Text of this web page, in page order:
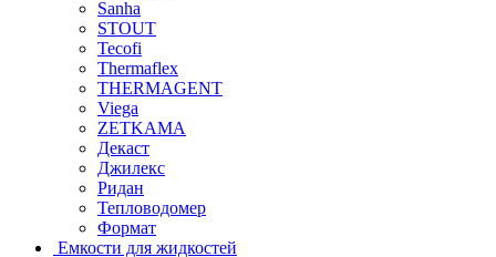
Sanha
STOUT
Tecofi
Thermaflex
THERMAGENT
Viega
ZETKAMA
Декаст
Джилекс
Ридан
Тепловодомер
Формат
Емкости для жидкостей